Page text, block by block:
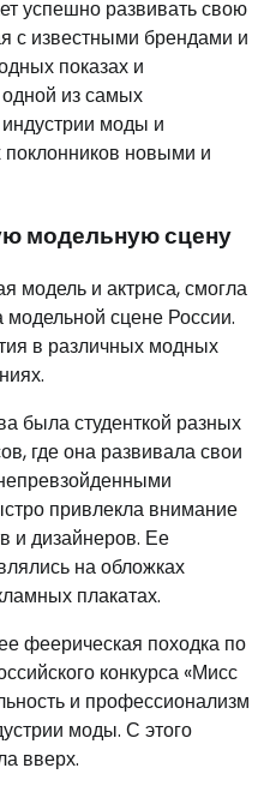
успешно развивать свою
с известными брендами и
показах и
из самых
моды и
поклонников новыми и
модельную сцену
модель и актриса, смогла
модельной сцене России.
в различных модных
была студенткой разных
где она развивала свои
привлекла внимание
и дизайнеров. Ее
на обложках
плакатах.
феерическая походка по
конкурса «Мисс
и профессионализм
моды. С этого
вверх.